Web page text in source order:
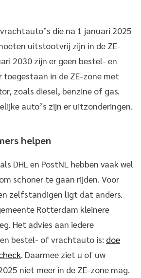
die na 1 januari 2025
uitstootvrij zijn in de ZE-
2030 zijn er geen bestel- en
toegestaan in de ZE-zone met
zoals diesel, benzine of gas.
auto’s zijn er uitzonderingen.
helpen
DHL en PostNL hebben vaak wel
schoner te gaan rijden. Voor
zelfstandigen ligt dat anders.
Rotterdam kleinere
Het advies aan iedere
bestel- of vrachtauto is: doe
. Daarmee ziet u of uw
niet meer in de ZE-zone mag.